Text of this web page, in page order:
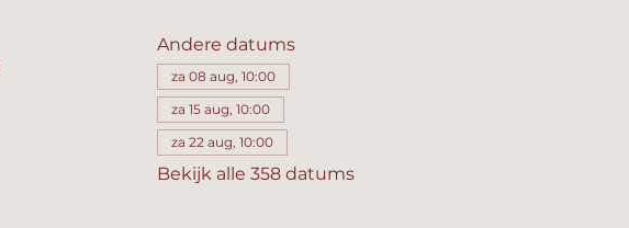
Andere datums
za 08 aug, 10:00
za 15 aug, 10:00
za 22 aug, 10:00
Bekijk alle 358 datums